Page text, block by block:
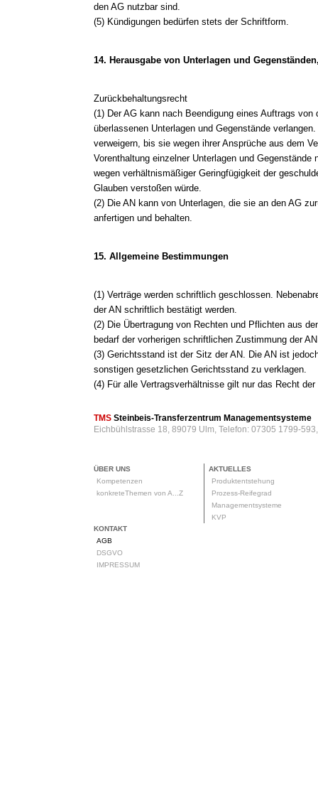
den AG nutzbar sind.
(5) Kündigungen bedürfen stets der Schriftform.
14. Herausgabe von Unterlagen und
Zurückbehaltungsrecht
(1) Der AG kann nach Beendigung eines Auftrags von
überlassenen Unterlagen und Gegenstände
verweigern, bis sie wegen ihrer Ansprüche aus dem
Vorenthaltung einzelner Unterlagen und Gegenstände
wegen verhältnismäßiger Geringfügigkeit der
Glauben verstoßen würde.
(2) Die AN kann von Unterlagen, die sie an den AG
anfertigen und behalten.
15. Allgemeine Bestimmungen
(1) Verträge werden schriftlich geschlossen.
der AN schriftlich bestätigt werden.
(2) Die Übertragung von Rechten und Pflichten aus
bedarf der vorherigen schriftlichen Zustimmung der
(3) Gerichtsstand ist der Sitz der AN. Die AN ist
sonstigen gesetzlichen Gerichtsstand zu verklagen.
(4) Für alle Vertragsverhältnisse gilt nur das Recht
TMS Steinbeis-Transferzentrum Managementsysteme
Eichbühlstrasse 18, 89079 Ulm, Telefon: 07305 1799-
ÜBER UNS
Kompetenzen
konkreteThemen von A...Z
AKTUELLES
Produktentstehung
Prozess-Reifegrad
Managementsysteme
KVP
KONTAKT
AGB
DSGVO
IMPRESSUM